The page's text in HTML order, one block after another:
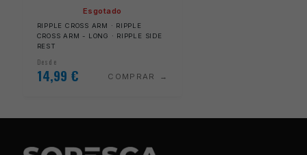
Esgotado
RIPPLE CROSS ARM · RIPPLE
CROSS ARM - LONG · RIPPLE SIDE
REST
Desde
14,99 € COMPRAR